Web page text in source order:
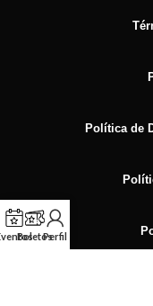
Política de
BoletosPerfil